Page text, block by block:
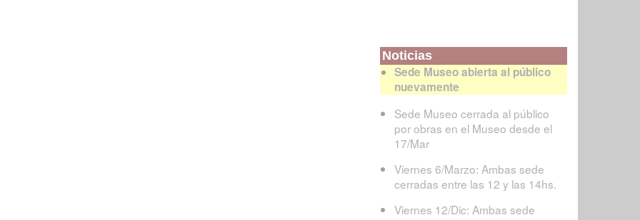
Noticias
Sede Museo abierta al público
nuevamente
Sede Museo cerrada al público
por obras en el Museo desde el
17/Mar
Viernes 6/Marzo: Ambas sede
cerradas entre las 12 y las 14hs.
Viernes 12/Dic: Ambas sede